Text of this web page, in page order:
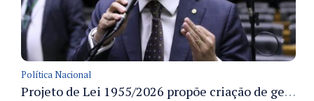
Política Nacional
Projeto de Lei 1955/2026 propõe criação de geração livre de fumo ao restringir venda de vapes a nascidos desde 1º de janeiro de 2009